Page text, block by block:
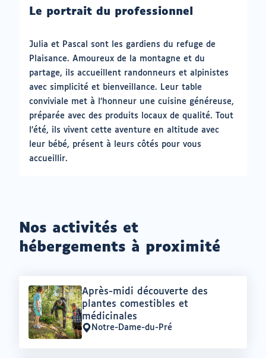
Le portrait du professionnel
Julia et Pascal sont les gardiens du refuge de
Plaisance. Amoureux de la montagne et du
partage, ils accueillent randonneurs et alpinistes
avec simplicité et bienveillance. Leur table
conviviale met à l’honneur une cuisine généreuse,
préparée avec des produits locaux de qualité. Tout
l’été, ils vivent cette aventure en altitude avec
leur bébé, présent à leurs côtés pour vous
accueillir.
Nos activités et
hébergements à proximité
Offre
:
Après-midi découverte des
plantes comestibles et
médicinales
Lieu
:
Notre-Dame-du-Pré